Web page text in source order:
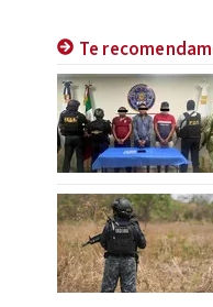
Te